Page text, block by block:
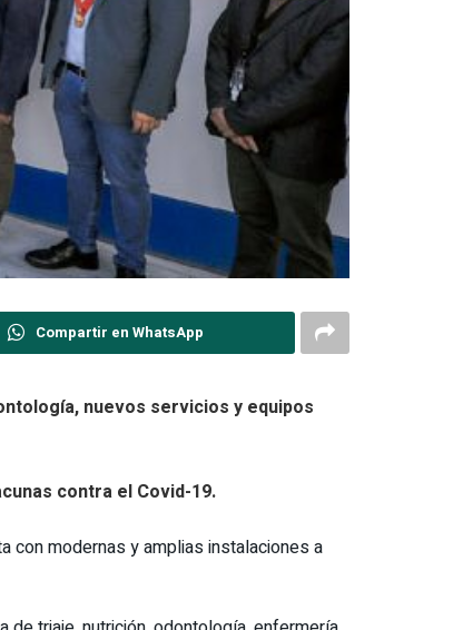
Compartir en WhatsApp
nuevos servicios y equipos
contra el Covid-19.
con modernas y amplias instalaciones a